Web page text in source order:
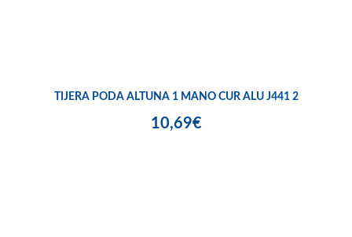
TIJERA PODA ALTUNA 1 MANO CUR ALU J441 2
10,69€